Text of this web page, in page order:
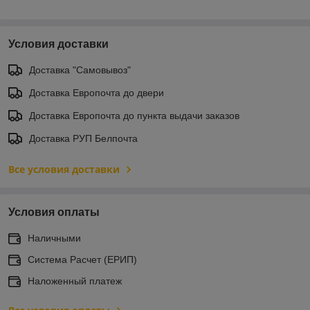
Условия доставки
Доставка "Самовывоз"
Доставка Европочта до двери
Доставка Европочта до пункта выдачи заказов
Доставка РУП Белпочта
Все условия доставки
Условия оплаты
Наличными
Система Расчет (ЕРИП)
Наложенный платеж